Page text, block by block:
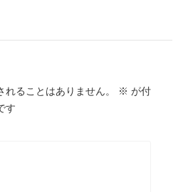
ることはありません。 ※ が付
す